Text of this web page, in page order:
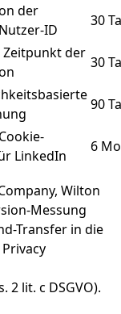
der
ID
30
Zeitpunkt der
30
90
LinkedIn
6
Wilton
Messung
Transfer in die
2 lit. c DSGVO).